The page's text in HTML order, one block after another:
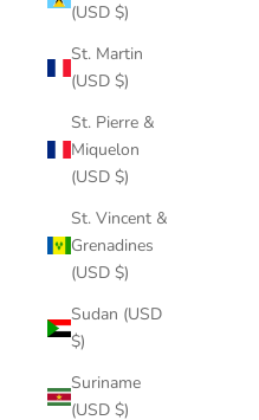
(USD $)
St. Martin
(USD $)
St. Pierre &
Miquelon
(USD $)
St. Vincent &
Grenadines
(USD $)
Sudan (USD
$)
Suriname
(USD $)